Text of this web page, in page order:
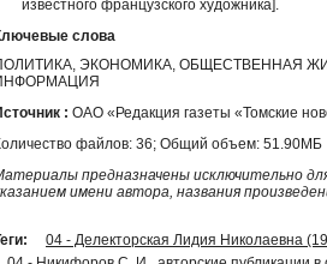
известного французского художника].
слова
ЭКОНОМИКА, ОБЩЕСТВЕННАЯ
: ОАО «Редакция газеты «Томские
файлов: 36; Общий объем: 51.90МБ
предназначены исключительно
имени автора, названия
04 - Делекторская Лидия Николаевна